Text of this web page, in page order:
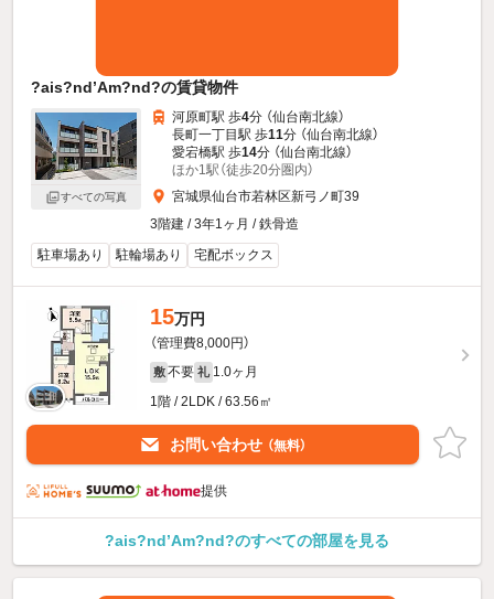
?ais?nd’Am?nd?の賃貸物件
すべての写真
河原町駅 歩4分 （仙台南北線）
長町一丁目駅 歩11分 （仙台南北線）
愛宕橋駅 歩14分 （仙台南北線）
ほか1駅（徒歩20分圏内）
宮城県仙台市若林区新弓ノ町39
3階建 / 3年1ヶ月 / 鉄骨造
駐車場あり
駐輪場あり 宅配ボックス
15万円
（管理費8,000円）
敷 不要 礼 1.0ヶ月
1階 / 2LDK / 63.56㎡
お問い合わせ （無料）
提供
?ais?nd’Am?nd?のすべての部屋を見る